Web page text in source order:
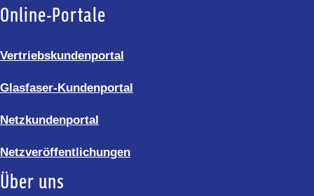
Online-Portale
Vertriebskundenportal
Glasfaser-Kundenportal
Netzkundenportal
Netzveröffentlichungen
Über uns